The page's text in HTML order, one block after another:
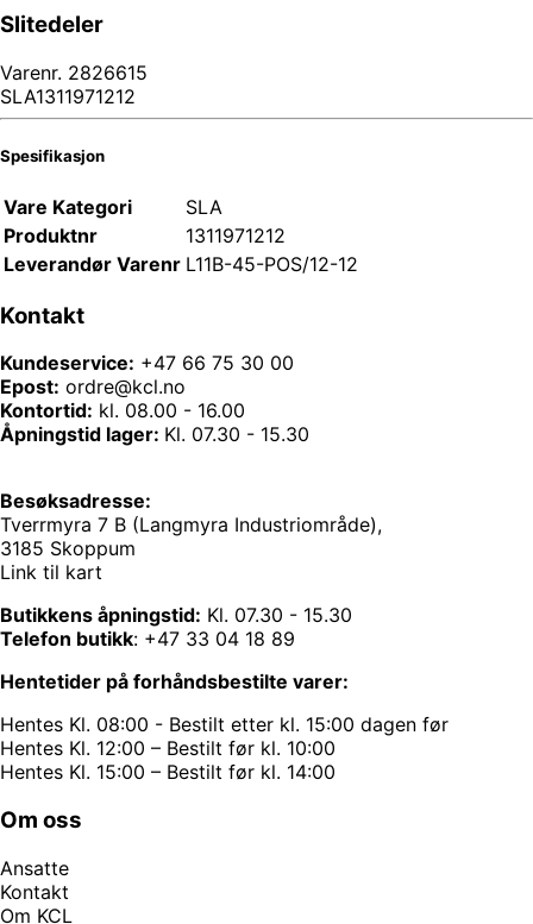
Slitedeler
Varenr. 2826615
SLA1311971212
Spesifikasjon
Vare Kategori
SLA
Produktnr
1311971212
Leverandør Varenr L11B-45-POS/12-12
Kontakt
Kundeservice: +47 66 75 30 00
Epost: ordre@kcl.no
Kontortid: kl. 08.00 - 16.00
Åpningstid lager: Kl. 07.30 - 15.30
Besøksadresse:
Tverrmyra 7 B (Langmyra Industriområde),
3185 Skoppum
Link til kart
Butikkens åpningstid: Kl. 07.30 - 15.30
Telefon butikk: +47 33 04 18 89
Hentetider på forhåndsbestilte varer:
Hentes Kl. 08:00 - Bestilt etter kl. 15:00 dagen før
Hentes Kl. 12:00 – Bestilt før kl. 10:00
Hentes Kl. 15:00 – Bestilt før kl. 14:00
Om oss
Ansatte
Kontakt
Om KCL